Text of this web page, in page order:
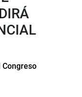
Congreso